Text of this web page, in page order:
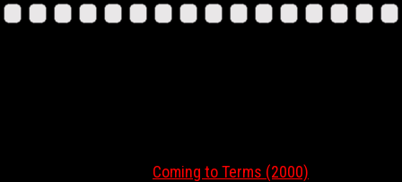
Coming to Terms (2000)